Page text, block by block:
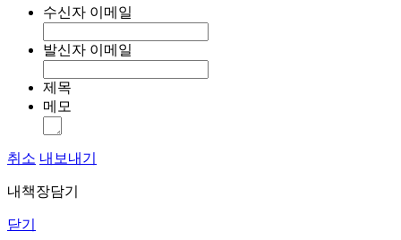
수신자 이메일
발신자 이메일
제목
메모
취소 내보내기
내책장담기
닫기